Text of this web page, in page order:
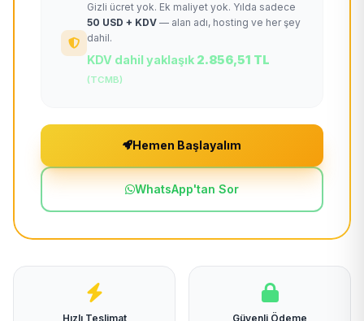
Gizli ücret yok. Ek maliyet yok. Yılda sadece
50 USD + KDV — alan adı, hosting ve her şey
dahil.
KDV dahil yaklaşık 2.856,51 TL
(TCMB)
Hemen Başlayalım
WhatsApp'tan Sor
Hızlı Teslimat
Güvenli Ödeme